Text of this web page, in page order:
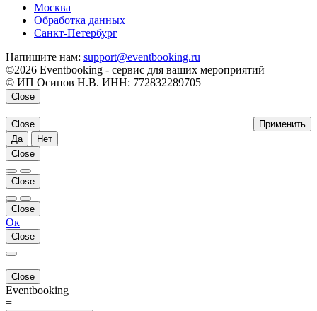
Москва
Обработка данных
Санкт-Петербург
Напишите нам: support@eventbooking.ru
©2026 Eventbooking - сервис для ваших мероприятий
© ИП Осипов Н.В. ИНН: 772832289705
Close
Применить
Close
Да
Нет
Close
Close
Close
Ок
Close
Close
Eventbooking
=